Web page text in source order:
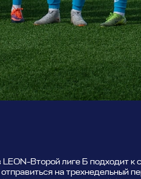
LEON-Второй лиге Б подходит
на трехнедельный